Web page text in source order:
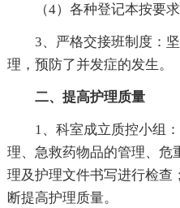
（4）各种登记本按要求
3、严格交接班制度：坚
理，预防了并发症的发生。
二、提高护理质量
1、科室成立质控小组：
理、急救药物品的管理、危
理及护理文件书写进行检查
断提高护理质量。